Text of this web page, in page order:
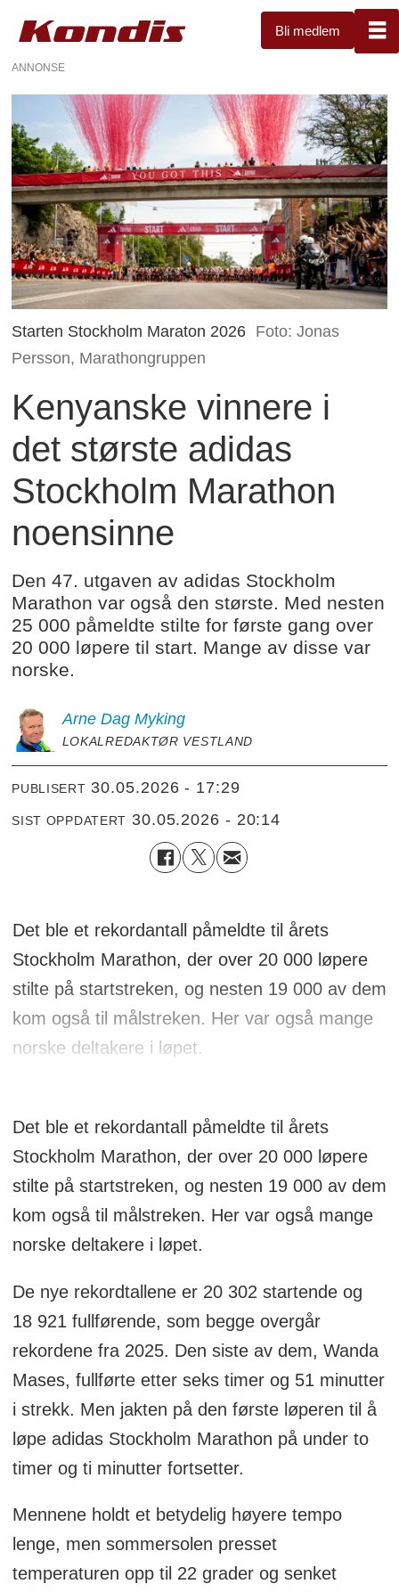
Bli medlem
ANNONSE
Starten Stockholm Maraton 2026 Foto: Jonas
Persson, Marathongruppen
Kenyanske vinnere i
det største adidas
Stockholm Marathon
noensinne
Den 47. utgaven av adidas Stockholm
Marathon var også den største. Med nesten
25 000 påmeldte stilte for første gang over
20 000 løpere til start. Mange av disse var
norske.
Arne Dag Myking
LOKALREDAKTØR VESTLAND
PUBLISERT 30.05.2026 - 17:29
SIST OPPDATERT 30.05.2026 - 20:14
Det ble et rekordantall påmeldte til årets
Stockholm Marathon, der over 20 000 løpere
stilte på startstreken, og nesten 19 000 av dem
kom også til målstreken. Her var også mange
norske deltakere i løpet.
Det ble et rekordantall påmeldte til årets
Stockholm Marathon, der over 20 000 løpere
stilte på startstreken, og nesten 19 000 av dem
kom også til målstreken. Her var også mange
norske deltakere i løpet.
De nye rekordtallene er 20 302 startende og
18 921 fullførende, som begge overgår
rekordene fra 2025. Den siste av dem, Wanda
Mases, fullførte etter seks timer og 51 minutter
i strekk. Men jakten på den første løperen til å
løpe adidas Stockholm Marathon på under to
timer og ti minutter fortsetter.
Mennene holdt et betydelig høyere tempo
lenge, men sommersolen presset
temperaturen opp til 22 grader og senket